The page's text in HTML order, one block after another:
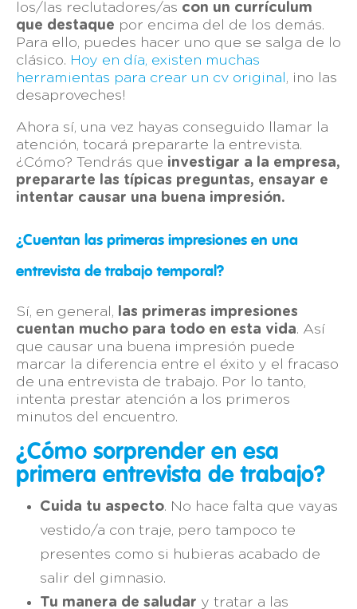
los/las reclutadores/as con un currículum
que destaque por encima del de los demás.
Para ello, puedes hacer uno que se salga de lo
clásico. Hoy en día, existen muchas
herramientas para crear un cv original, ¡no las
desaproveches!
Ahora sí, una vez hayas conseguido llamar la
atención, tocará prepararte la entrevista.
¿Cómo? Tendrás que investigar a la empresa,
prepararte las típicas preguntas, ensayar e
intentar causar una buena impresión.
¿Cuentan las primeras impresiones en una
entrevista de trabajo temporal?
Sí, en general, las primeras impresiones
cuentan mucho para todo en esta vida. Así
que causar una buena impresión puede
marcar la diferencia entre el éxito y el fracaso
de una entrevista de trabajo. Por lo tanto,
intenta prestar atención a los primeros
minutos del encuentro.
¿Cómo sorprender en esa
primera entrevista de trabajo?
Cuida tu aspecto. No hace falta que vayas
vestido/a con traje, pero tampoco te
presentes como si hubieras acabado de
salir del gimnasio.
Tu manera de saludar y tratar a las